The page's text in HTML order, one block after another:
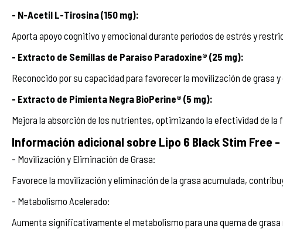
- N-Acetil L-Tirosina (150 mg):
Aporta apoyo cognitivo y emocional durante períodos de estrés y
- Extracto de Semillas de Paraíso Paradoxine® (25 mg):
Reconocido por su capacidad para favorecer la movilización de grasa
- Extracto de Pimienta Negra BioPerine® (5 mg):
Mejora la absorción de los nutrientes, optimizando la efectividad de la
Información adicional sobre Lipo 6 Black Stim Free -
- Movilización y Eliminación de Grasa:
Favorece la movilización y eliminación de la grasa acumulada,
- Metabolismo Acelerado:
Aumenta significativamente el metabolismo para una quema de grasa